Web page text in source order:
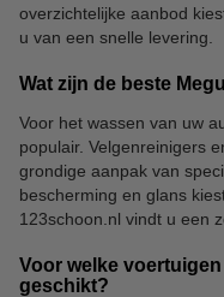
overzichtelijke aanbod
u van een snelle levering.
Wat zijn de beste
Voor het wassen van uw
populair. Velgenreinigers
grondige aanpak van
bescherming en glans
123schoon.nl vindt u een
Voor welke
geschikt?